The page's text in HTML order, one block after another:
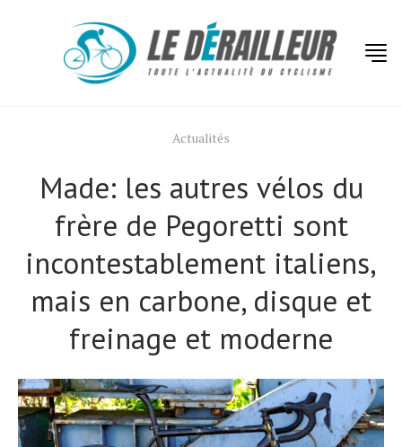
Actualités
Made: les autres vélos du
frère de Pegoretti sont
incontestablement italiens,
mais en carbone, disque et
freinage et moderne